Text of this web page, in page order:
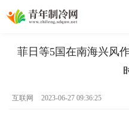
菲日等5国在南海兴风
互联网 2023-06-27 09:36:25